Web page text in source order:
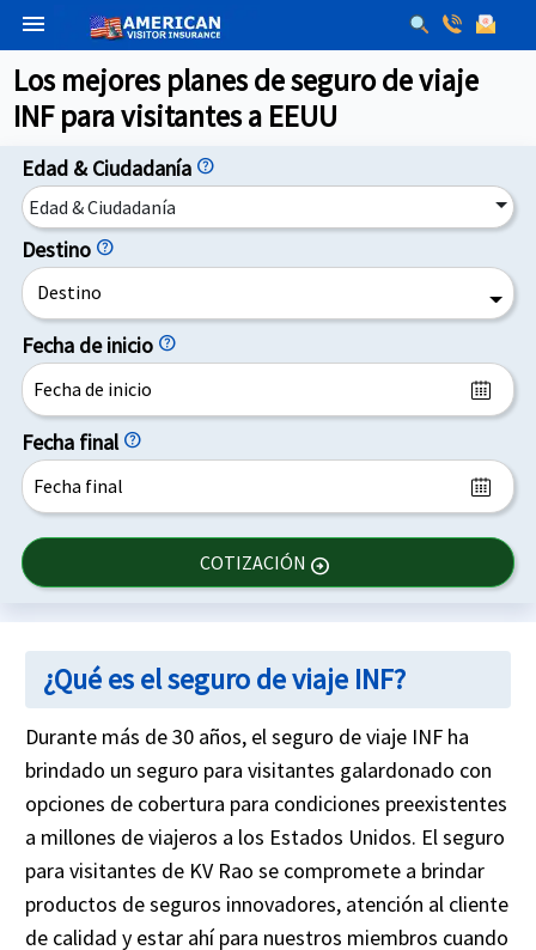
menu
Los mejores planes de seguro de viaje
INF para visitantes a EEUU
Edad & Ciudadanía help
Edad & Ciudadanía
Destino help
Destino
Fecha de inicio help
Fecha final help
COTIZACIÓN arrow_circle_right
¿Qué es el seguro de viaje INF?
Durante más de 30 años, el seguro de viaje INF ha
brindado un seguro para visitantes galardonado con
opciones de cobertura para condiciones preexistentes
a millones de viajeros a los Estados Unidos. El seguro
para visitantes de KV Rao se compromete a brindar
productos de seguros innovadores, atención al cliente
de calidad y estar ahí para nuestros miembros cuando